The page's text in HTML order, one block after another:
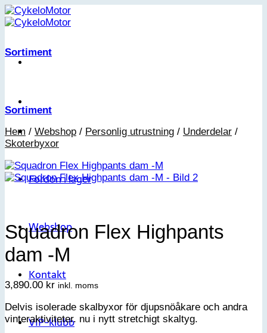
Skip
to
Fordon i lager
Webshop
Kontakt
VIP-klubb
Sortiment
Sortiment
Hem / Webshop / Personlig utrustning / Underdelar /
Skoterbyxor
Squadron Flex Highpants
dam -M
3,890.00 kr inkl. moms
Delvis isolerade skalbyxor för djupsnöåkare och andra
vinteraktiviteter. nu i nytt stretchigt skaltyg.